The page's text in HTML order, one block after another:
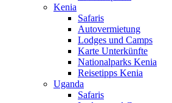
Kenia
Safaris
Autovermietung
Lodges und Camps
Karte Unterkünfte
Nationalparks Kenia
Reisetipps Kenia
Uganda
Safaris